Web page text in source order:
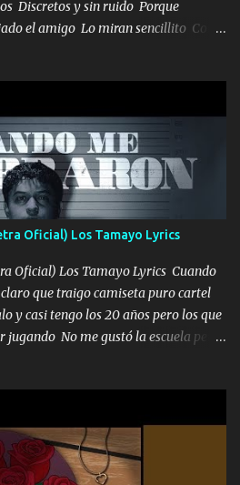
Discretos y sin ruido Porque
el amigo Lo miran sencillito Con
Y sus guitarras ya van sonando
agarrar el vuelo y la mente y
trago Y así es como empezamos
(Music) A vido alta y bajas La carreta
Ya me han pasado cosas Y
la vida es muy corta Hay que
porque nada es...
Oficial) Los Tamayo Lyrics
Oficial) Los Tamayo Lyrics Cuando
que traigo camiseta puro cartel
y casi tengo los 20 años pero los que
jugando No me gustó la escuela pero
Del Brazo Armad0 Con mi Glock
a ver allá por TJ para un licenciado
al cien Choritas también Música